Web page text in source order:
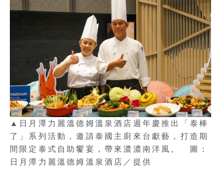
▲日月潭力麗溫德姆溫泉酒店週年慶推出「泰棒
了」系列活動，邀請泰國主廚來台獻藝，打造期
間限定泰式自助饗宴，帶來濃濃南洋風。 圖：
日月潭力麗溫德姆溫泉酒店／提供